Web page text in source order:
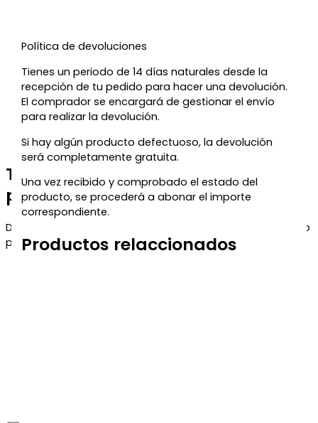
Política de devoluciones
Tienes un periodo de 14 días naturales desde la
recepción de tu pedido para hacer una devolución.
El comprador se encargará de gestionar el envío
para realizar la devolución.
Si hay algún producto defectuoso, la devolución
será completamente gratuita.
Una vez recibido y comprobado el estado del
producto, se procederá a abonar el importe
correspondiente.
Productos relaccionados
Te regalamos un 5% de descuento
para tu próxima compra
Déjanos tu correo y te enviaremos el código de descuento
para que puedas aprovecharlo en tu próximo pedido.